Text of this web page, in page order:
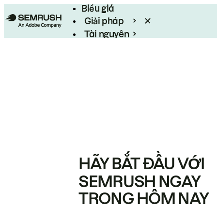
Biểu giá
Giải pháp
Tài nguyên
HÃY BẮT ĐẦU VỚI
SEMRUSH NGAY
TRONG HÔM NAY